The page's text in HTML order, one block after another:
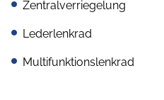
Zentralverriegelung
Lederlenkrad
Multifunktionslenkrad